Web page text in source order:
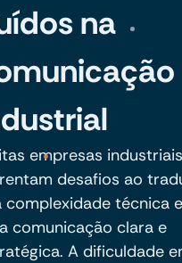
na
empresas industriais
desafios ao
complexidade técnica
comunicação clara e
A dificuldade